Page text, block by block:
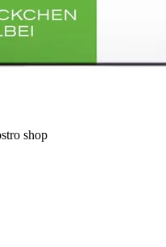
shop